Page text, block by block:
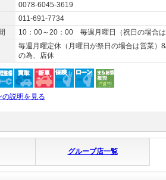
0078-6045-3619
011-691-7734
10：00～20：00 毎週月曜日（祝日の場合は
毎週月曜定休（月曜日が祭日の場合は営業）
の為、店休
の説明を見る
グループ店一覧